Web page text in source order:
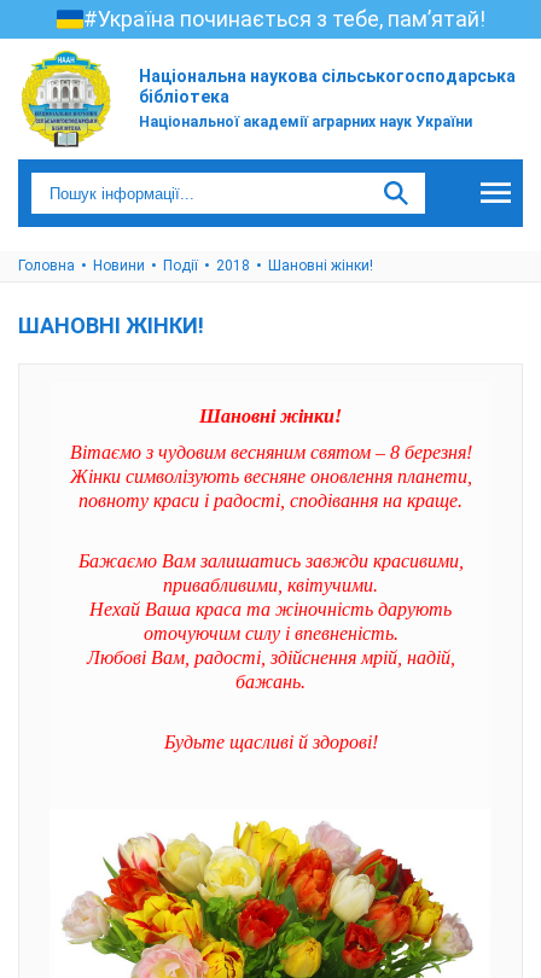
#Україна починається з тебе, пам’ятай!
Національна наукова сільськогосподарська
бібліотека
Національної академії аграрних наук України
Головна Новини Події 2018 Шановні жінки!
ШАНОВНІ ЖІНКИ!
Шановні жінки!
Вітаємо з чудовим весняним святом – 8 березня!
Жінки символізують весняне оновлення планети,
повноту краси і радості, сподівання на краще.
Бажаємо Вам залишатись завжди красивими,
привабливими, квітучими.
Нехай Ваша краса та жіночність дарують
оточуючим силу і впевненість.
Любові Вам, радості, здійснення мрій, надій,
бажань.
Будьте щасливі й здорові!